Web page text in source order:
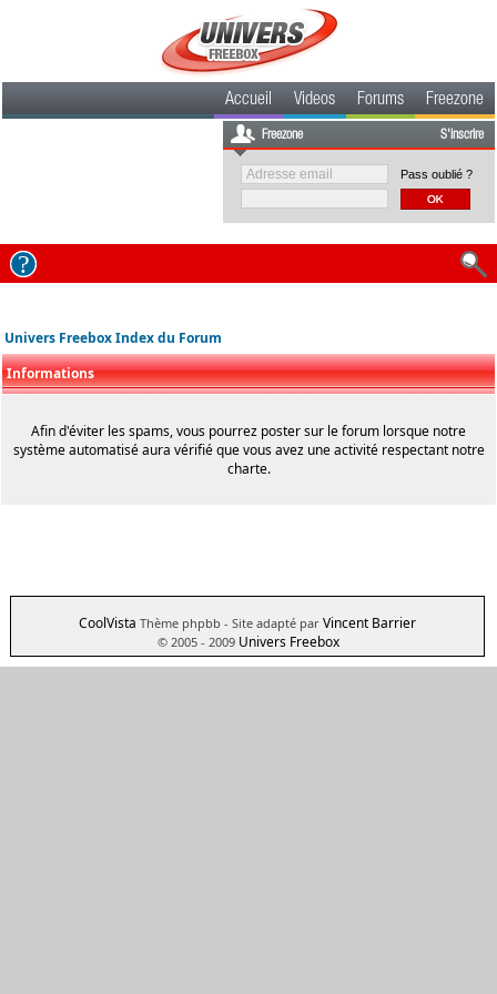
Accueil Videos Forums Freezone
Freezone S'inscrire
Pass oublié ?
Univers Freebox Index du Forum
Informations
Afin d'éviter les spams, vous pourrez poster sur le forum lorsque notre
système automatisé aura vérifié que vous avez une activité respectant notre
charte.
CoolVista Thème phpbb - Site adapté par Vincent Barrier
© 2005 - 2009 Univers Freebox